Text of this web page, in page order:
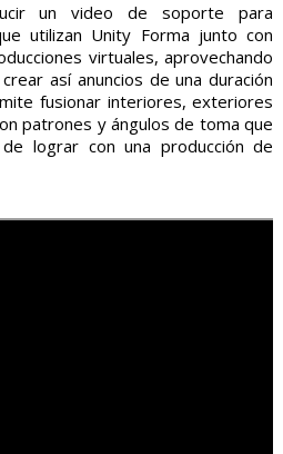
un video de soporte para
utilizan Unity Forma junto con
virtuales, aprovechando
así anuncios de una duración
fusionar interiores, exteriores
patrones y ángulos de toma que
lograr con una producción de